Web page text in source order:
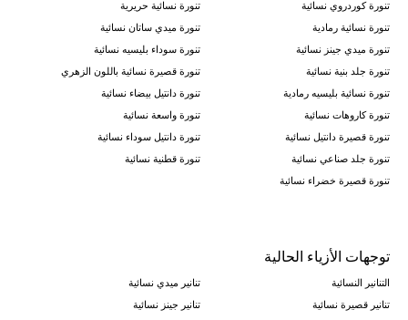
تنورة كوردروي نسائية
تنورة نسائية حريرية
تنورة نسائية رمادية
تنورة ميدي ساتان نسائية
تنورة ميدي جينز نسائية
تنورة سوداء بليسيه نسائية
تنورة جلد بنية نسائية
تنورة قصيرة نسائية باللون الزهري
تنورة نسائية بليسيه رمادية
تنورة دانتيل بيضاء نسائية
تنورة كاروهات نسائية
تنورة واسعة نسائية
تنورة قصيرة دانتيل نسائية
تنورة دانتيل سوداء نسائية
تنورة جلد صناعي نسائية
تنورة قطنية نسائية
تنورة قصيرة خضراء نسائية
توجهات الأزياء الحالية
التنانير النسائية
تنانير ميدي نسائية
تنانير قصيرة نسائية
تنانير جينز نسائية